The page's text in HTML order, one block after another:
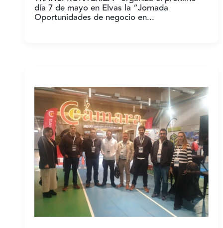
día 7 de mayo en Elvas la “Jornada
Oportunidades de negocio en...